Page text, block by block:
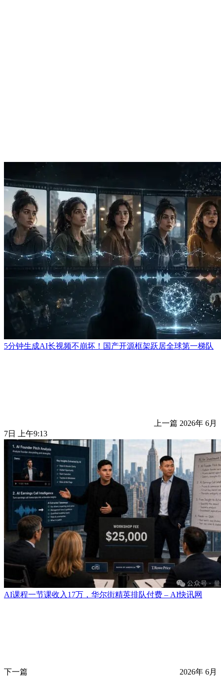
5分钟生成AI长视频不崩坏！国产开源框架跃居全球第一梯队
上一篇 2026年 6月
7日 上午9:13
AI课程一节课收入17万，华尔街精英排队付费 – AI快讯网
下一篇
2026年 6月